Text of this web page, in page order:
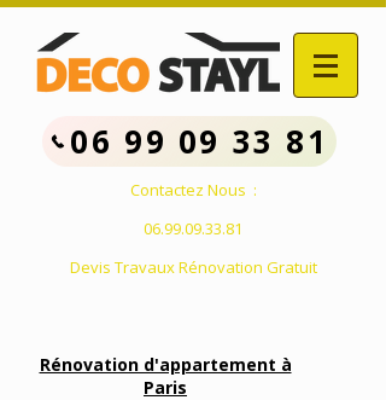
06 99 09 33 81
Contactez Nous :
06.99.09.33.81
Devis Travaux Rénovation Gratuit
Rénovation d'appartement à
Paris